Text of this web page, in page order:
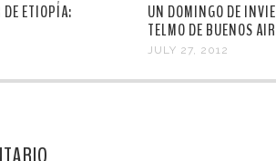
DE ETIOPÍA:
UN DOMINGO DE
TELMO DE BUENOS
JULY 27, 2012